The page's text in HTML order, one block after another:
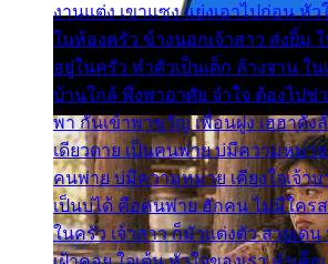
งานแต่ง เขาแซง แย่งเอาไปก่อน หั
ในห้องครัว ข้างนอกเจ้าสาว ส่งยิ้ม
อยู่ในครัว ทำตัวเป็นเด็ก ล้างจาน ใ
บ้านใกล้ พึ่งพาอาศัย จำใจ ต้องไปช่
พา กันเข้าพาขวัญ เพื่อนฝูง เฮฮาดัง
เดียวดาย เป็นคนพ่าย บ่มีความหมาย
คนพ่าย บ่มีความหมาย เคียงใจเจ้าบ่
เป็นบ่ได้ คือคนพ่าย ฮักคน ไม่มีใคร
ในครัว เจ้าสาว ก็มัวแต่งตัว สวยเด่น